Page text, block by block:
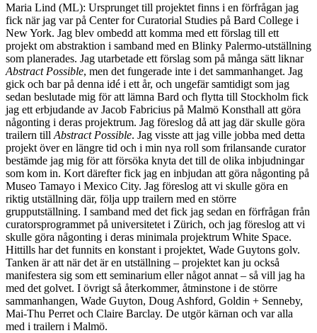
Maria Lind (ML): Ursprunget till projektet finns i en förfrågan jag
fick när jag var på Center for Curatorial Studies på Bard College i
New York. Jag blev ombedd att komma med ett förslag till ett
projekt om abstraktion i samband med en Blinky Palermo-utställning
som planerades. Jag utarbetade ett förslag som på många sätt liknar
Abstract Possible, men det fungerade inte i det sammanhanget. Jag
gick och bar på denna idé i ett år, och ungefär samtidigt som jag
sedan beslutade mig för att lämna Bard och flytta till Stockholm fick
jag ett erbjudande av Jacob Fabricius på Malmö Konsthall att göra
någonting i deras projektrum. Jag föreslog då att jag där skulle göra
trailern till Abstract Possible. Jag visste att jag ville jobba med detta
projekt över en längre tid och i min nya roll som frilansande curator
bestämde jag mig för att försöka knyta det till de olika inbjudningar
som kom in. Kort därefter fick jag en inbjudan att göra någonting på
Museo Tamayo i Mexico City. Jag föreslog att vi skulle göra en
riktig utställning där, följa upp trailern med en större
grupputställning. I samband med det fick jag sedan en förfrågan från
curatorsprogrammet på universitetet i Zürich, och jag föreslog att vi
skulle göra någonting i deras minimala projektrum White Space.
Hittills har det funnits en konstant i projektet, Wade Guytons golv.
Tanken är att när det är en utställning – projektet kan ju också
manifestera sig som ett seminarium eller något annat – så vill jag ha
med det golvet. I övrigt så återkommer, åtminstone i de större
sammanhangen, Wade Guyton, Doug Ashford, Goldin + Senneby,
Mai-Thu Perret och Claire Barclay. De utgör kärnan och var alla
med i trailern i Malmö.